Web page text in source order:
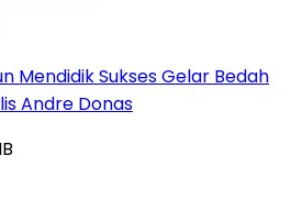
Mendidik Sukses Gelar Bedah
Andre Donas